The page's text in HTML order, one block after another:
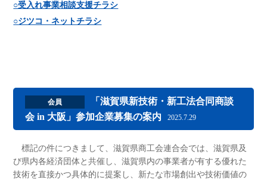
○受入れ事業相談支援チラシ
○ジツコ・ネットチラシ
会員
「滋賀県新技術・新工法合同商談
会 in 大阪」参加企業募集の案内
2025.7.29
標記の件につきまして、滋賀県商工会連合会では、滋賀県及
び県内各経済団体と共催し、滋賀県内の事業者が有する優れた
技術を直接かつ具体的に提案し、新たな市場創出や技術価値の